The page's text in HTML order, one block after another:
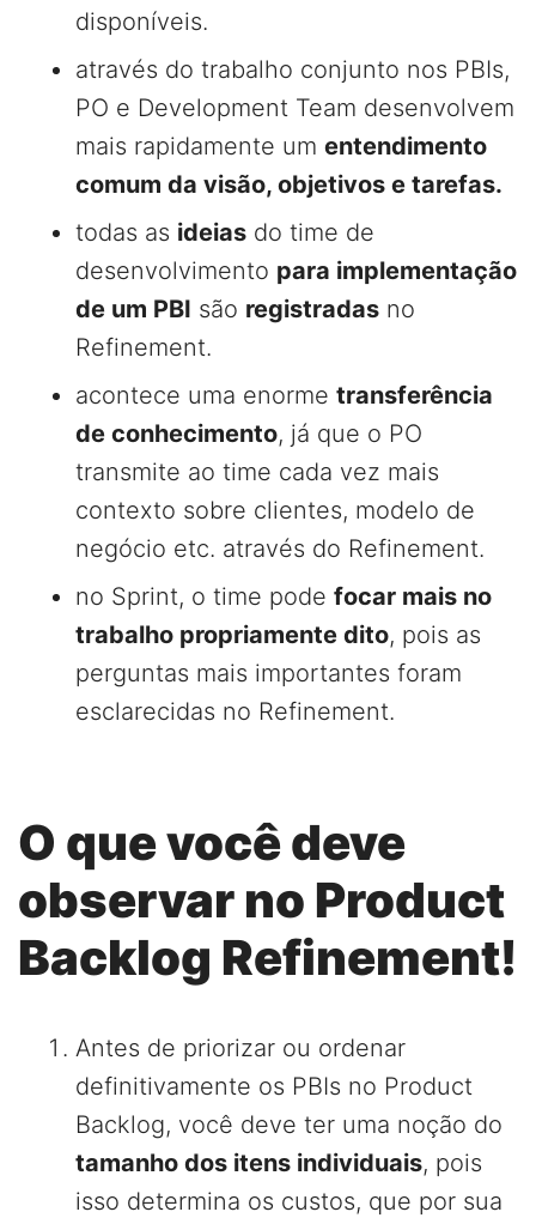
disponíveis.
através do trabalho conjunto nos PBIs,
PO e Development Team desenvolvem
mais rapidamente um entendimento
comum da visão, objetivos e tarefas.
todas as ideias do time de
desenvolvimento para implementação
de um PBI são registradas no
Refinement.
acontece uma enorme transferência
de conhecimento, já que o PO
transmite ao time cada vez mais
contexto sobre clientes, modelo de
negócio etc. através do Refinement.
no Sprint, o time pode focar mais no
trabalho propriamente dito, pois as
perguntas mais importantes foram
esclarecidas no Refinement.
O que você deve
observar no Product
Backlog Refinement!
Antes de priorizar ou ordenar
definitivamente os PBIs no Product
Backlog, você deve ter uma noção do
tamanho dos itens individuais, pois
isso determina os custos, que por sua